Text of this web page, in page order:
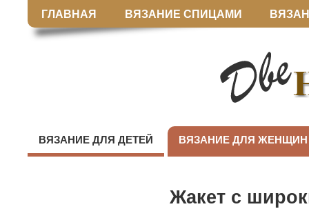
ГЛАВНАЯ ВЯЗАНИЕ СПИЦАМИ
ВЯЗАНИЕ ДЛЯ ДЕТЕЙ ВЯЗАНИЕ ДЛЯ ЖЕНЩИН
Жакет с